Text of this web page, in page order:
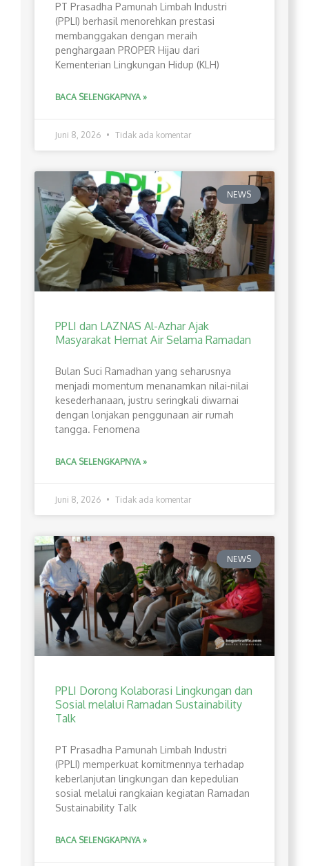
PT Prasadha Pamunah Limbah Industri
(PPLI) berhasil menorehkan prestasi
membanggakan dengan meraih
penghargaan PROPER Hijau dari
Kementerian Lingkungan Hidup (KLH)
BACA SELENGKAPNYA »
Juni 8, 2026 Tidak ada komentar
NEWS
PPLI dan LAZNAS Al-Azhar Ajak
Masyarakat Hemat Air Selama Ramadan
Bulan Suci Ramadhan yang seharusnya
menjadi momentum menanamkan nilai-nilai
kesederhanaan, justru seringkali diwarnai
dengan lonjakan penggunaan air rumah
tangga. Fenomena
BACA SELENGKAPNYA »
Juni 8, 2026 Tidak ada komentar
NEWS
PPLI Dorong Kolaborasi Lingkungan dan
Sosial melalui Ramadan Sustainability
Talk
PT Prasadha Pamunah Limbah Industri
(PPLI) memperkuat komitmennya terhadap
keberlanjutan lingkungan dan kepedulian
sosial melalui rangkaian kegiatan Ramadan
Sustainability Talk
BACA SELENGKAPNYA »